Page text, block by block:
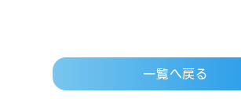
一覧へ戻る